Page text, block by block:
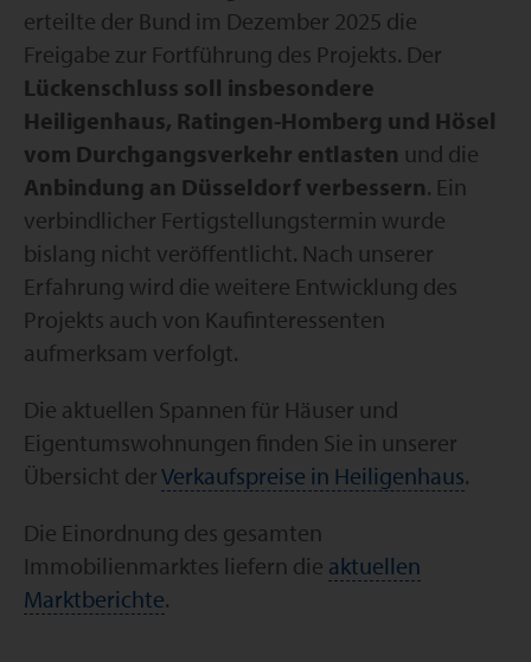
erteilte der Bund im Dezember 2025 die
Freigabe zur Fortführung des Projekts. Der
Lückenschluss soll insbesondere
Heiligenhaus, Ratingen-Homberg und Hösel
vom Durchgangsverkehr entlasten und die
Anbindung an Düsseldorf verbessern. Ein
verbindlicher Fertigstellungstermin wurde
bislang nicht veröffentlicht. Nach unserer
Erfahrung wird die weitere Entwicklung des
Projekts auch von Kaufinteressenten
aufmerksam verfolgt.
Die aktuellen Spannen für Häuser und
Eigentumswohnungen finden Sie in unserer
Übersicht derVerkaufspreise in Heiligenhaus.
Die Einordnung des gesamten
Immobilienmarktes liefern die aktuellen
Marktberichte.